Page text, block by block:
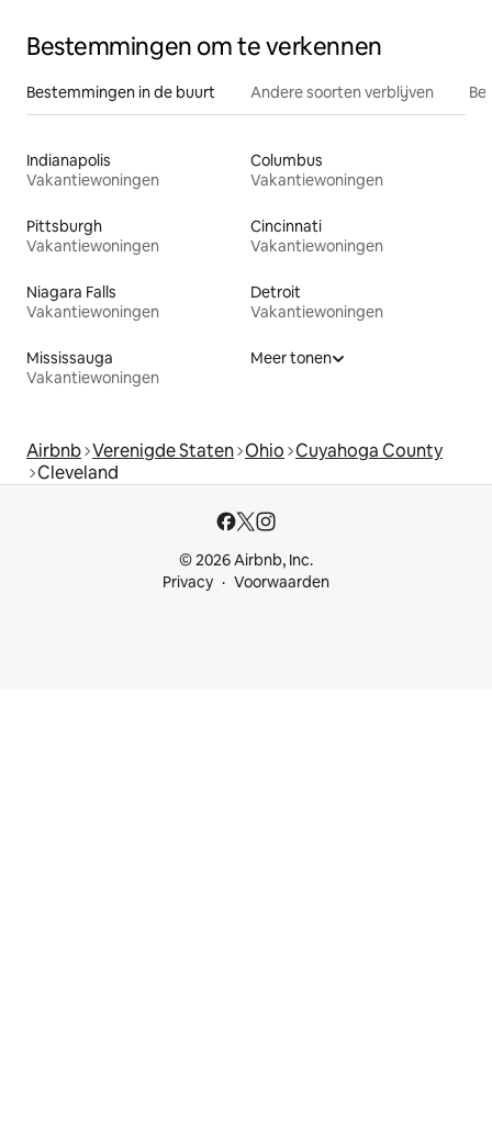
Bestemmingen om te verkennen
Bestemmingen in de buurt Andere soorten verblijven
Indianapolis
Vakantiewoningen
Columbus
Vakantiewoningen
Pittsburgh
Vakantiewoningen
Cincinnati
Vakantiewoningen
Niagara Falls
Vakantiewoningen
Detroit
Vakantiewoningen
Mississauga
Vakantiewoningen
Meer tonen
Airbnb Verenigde Staten Ohio Cuyahoga County
Cleveland
© 2026 Airbnb, Inc.
Privacy
Voorwaarden